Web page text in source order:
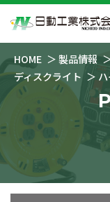
HOME 製品情報
ディスクライト